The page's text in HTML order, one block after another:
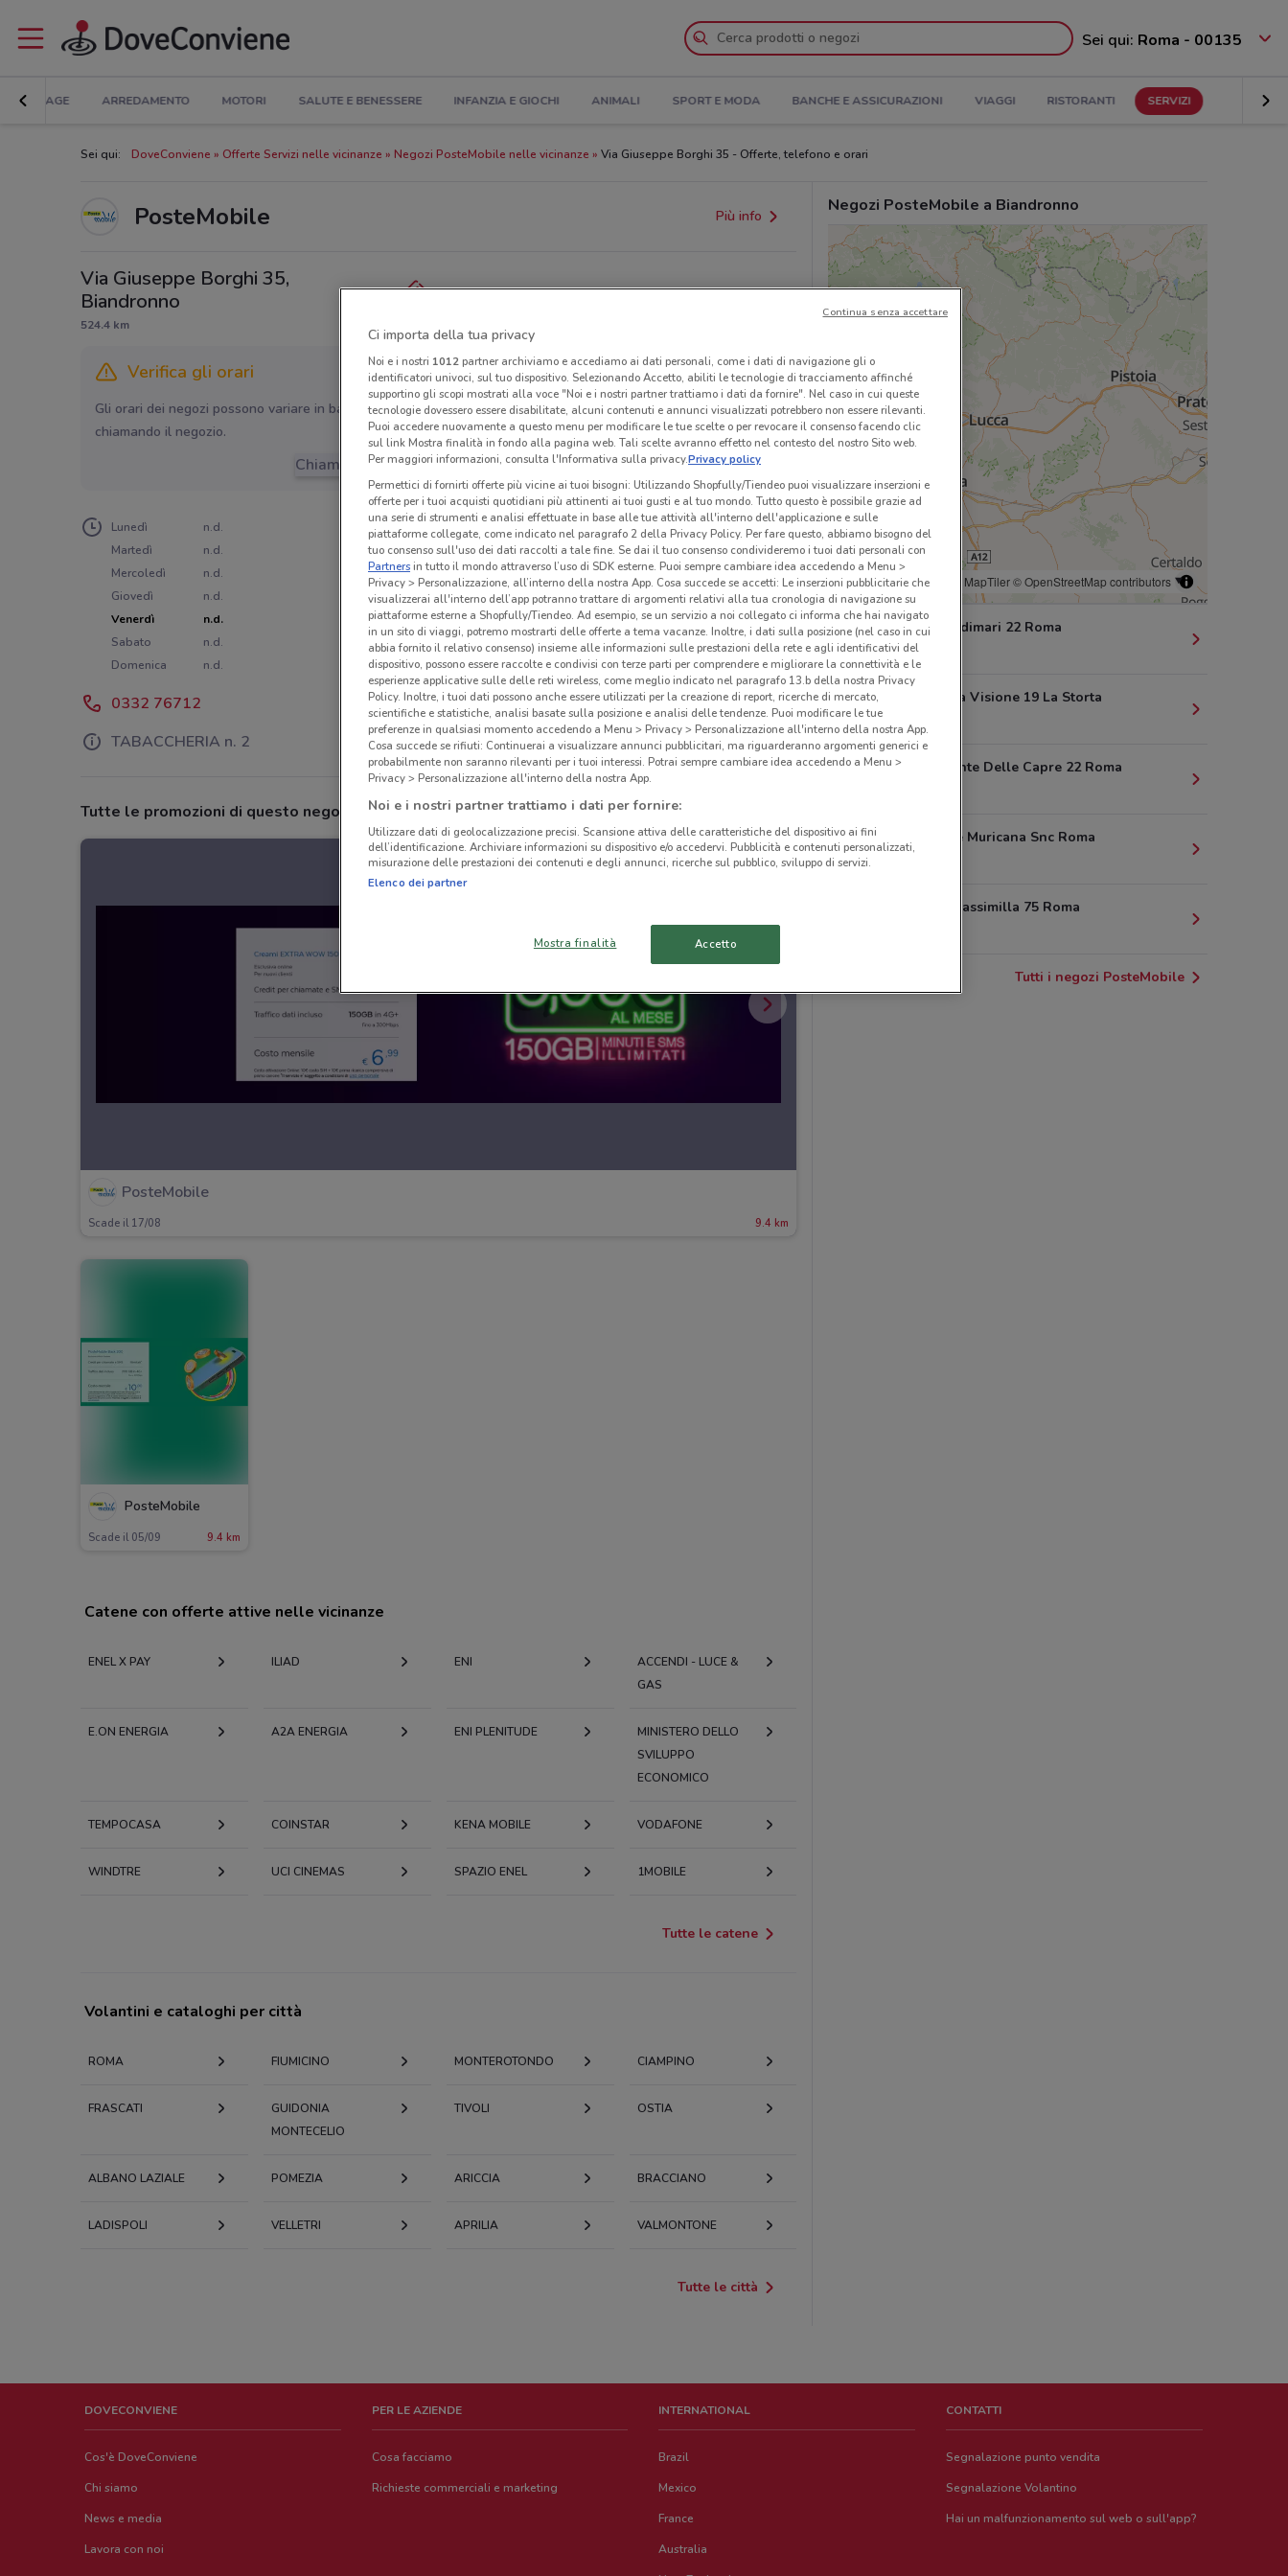
Sei qui: Roma - 00135
BRICOLAGE ARREDAMENTO MOTORI SALUTE E BENESSERE INFANZIA E GIOCHI ANIMALI SPORT E MODA BANCHE E ASSICURAZIONI VIAGGI RISTORANTI SERVIZI
Sei qui: DoveConviene Offerte Servizi nelle vicinanze Negozi PosteMobile nelle vicinanze Via Giuseppe Borghi 35 - Offerte, telefono e orari
PosteMobile Più info
Via Giuseppe Borghi 35,
Biandronno
524.4 km
Verifica gli orari
Gli orari dei negozi possono variare in base agli ultimi provvedimenti regionali o nazionali. Verifica l’accuratezza
chiamando il negozio.
Chiama il negozio
Lunedì
n.d.
Martedì
n.d.
Mercoledì
n.d.
Giovedì
n.d.
Venerdì
n.d.
Sabato
n.d.
Domenica
n.d.
0332 76712
TABACCHERIA n. 2
Tutte le promozioni di questo negozio
PosteMobile
Scade il 17/08 9.4 km
PosteMobile
Scade il 05/09 9.4 km
Negozi PosteMobile a Biandronno
© MapTiler© OpenStreetMap contributors
Via Degli Adimari 22 Roma
9.4 km
Piazza Della Visione 19 La Storta
9.7 km
Via Del Monte Delle Capre 22 Roma
Via Di Valle Muricana Snc Roma
Via Della Massimilla 75 Roma
Tutti i negozi PosteMobile
Catene con offerte attive nelle vicinanze
ENEL X PAY ILIAD ENI
ACCENDI - LUCE &
GAS
E.ON ENERGIA A2A ENERGIA ENI PLENITUDE
MINISTERO DELLO
SVILUPPO
ECONOMICO
TEMPOCASA COINSTAR KENA MOBILE VODAFONE
WINDTRE UCI CINEMAS SPAZIO ENEL 1MOBILE
Tutte le catene
Volantini e cataloghi per città
ROMA FIUMICINO MONTEROTONDO CIAMPINO
FRASCATI
GUIDONIA
MONTECELIO
TIVOLI OSTIA
ALBANO LAZIALE POMEZIA ARICCIA BRACCIANO
LADISPOLI VELLETRI APRILIA VALMONTONE
Tutte le città
DOVECONVIENE
Cos'è DoveConviene
Chi siamo
News e media
Lavora con noi
PER LE AZIENDE
Cosa facciamo
Richieste commerciali e marketing
INTERNATIONAL
Brazil
Mexico
France
Australia
CONTATTI
Segnalazione punto vendita
Segnalazione Volantino
Hai un malfunzionamento sul web o sull'app?
Ci importa della tua privacy
Noi e i nostri 1012partner archiviamo e accediamo ai dati personali, come i dati di navigazione gli o
identificatori univoci, sul tuo dispositivo. Selezionando Accetto, abiliti le tecnologie di tracciamento affinché
supportino gli scopi mostrati alla voce "Noi e i nostri partner trattiamo i dati da fornire". Nel caso in cui queste
tecnologie dovessero essere disabilitate, alcuni contenuti e annunci visualizzati potrebbero non essere rilevanti.
Puoi accedere nuovamente a questo menu per modificare le tue scelte o per revocare il consenso facendo clic
sul link Mostra finalità in fondo alla pagina web. Tali scelte avranno effetto nel contesto del nostro Sito web.
Per maggiori informazioni, consulta l'Informativa sulla privacy.Privacy policy
Permettici di fornirti offerte più vicine ai tuoi bisogni: Utilizzando Shopfully/Tiendeo puoi visualizzare inserzioni e
offerte per i tuoi acquisti quotidiani più attinenti ai tuoi gusti e al tuo mondo. Tutto questo è possibile grazie ad
una serie di strumenti e analisi effettuate in base alle tue attività all'interno dell'applicazione e sulle
piattaforme collegate, come indicato nel paragrafo 2 della Privacy Policy. Per fare questo, abbiamo bisogno del
tuo consenso sull'uso dei dati raccolti a tale fine. Se dai il tuo consenso condivideremo i tuoi dati personali con
Partnersin tutto il mondo attraverso l’uso di SDK esterne. Puoi sempre cambiare idea accedendo a Menu >
Privacy > Personalizzazione, all’interno della nostra App. Cosa succede se accetti: Le inserzioni pubblicitarie che
visualizzerai all'interno dell’app potranno trattare di argomenti relativi alla tua cronologia di navigazione su
piattaforme esterne a Shopfully/Tiendeo. Ad esempio, se un servizio a noi collegato ci informa che hai navigato
in un sito di viaggi, potremo mostrarti delle offerte a tema vacanze. Inoltre, i dati sulla posizione (nel caso in cui
abbia fornito il relativo consenso) insieme alle informazioni sulle prestazioni della rete e agli identificativi del
dispositivo, possono essere raccolte e condivisi con terze parti per comprendere e migliorare la connettività e le
esperienze applicative sulle delle reti wireless, come meglio indicato nel paragrafo 13.b della nostra Privacy
Policy. Inoltre, i tuoi dati possono anche essere utilizzati per la creazione di report, ricerche di mercato,
scientifiche e statistiche, analisi basate sulla posizione e analisi delle tendenze. Puoi modificare le tue
preferenze in qualsiasi momento accedendo a Menu > Privacy > Personalizzazione all'interno della nostra App.
Cosa succede se rifiuti: Continuerai a visualizzare annunci pubblicitari, ma riguarderanno argomenti generici e
probabilmente non saranno rilevanti per i tuoi interessi. Potrai sempre cambiare idea accedendo a Menu >
Privacy > Personalizzazione all'interno della nostra App.
Noi e i nostri partner trattiamo i dati per fornire:
Utilizzare dati di geolocalizzazione precisi. Scansione attiva delle caratteristiche del dispositivo ai fini
dell’identificazione. Archiviare informazioni su dispositivo e/o accedervi. Pubblicità e contenuti personalizzati,
misurazione delle prestazioni dei contenuti e degli annunci, ricerche sul pubblico, sviluppo di servizi.
Elenco dei partner
Mostra finalità Accetto
Continua senza accettare